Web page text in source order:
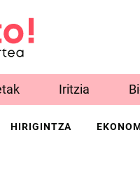
Iritzia
HIRIGINTZA